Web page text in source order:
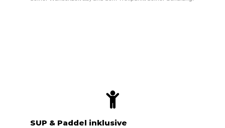
SUP & Paddel inklusive